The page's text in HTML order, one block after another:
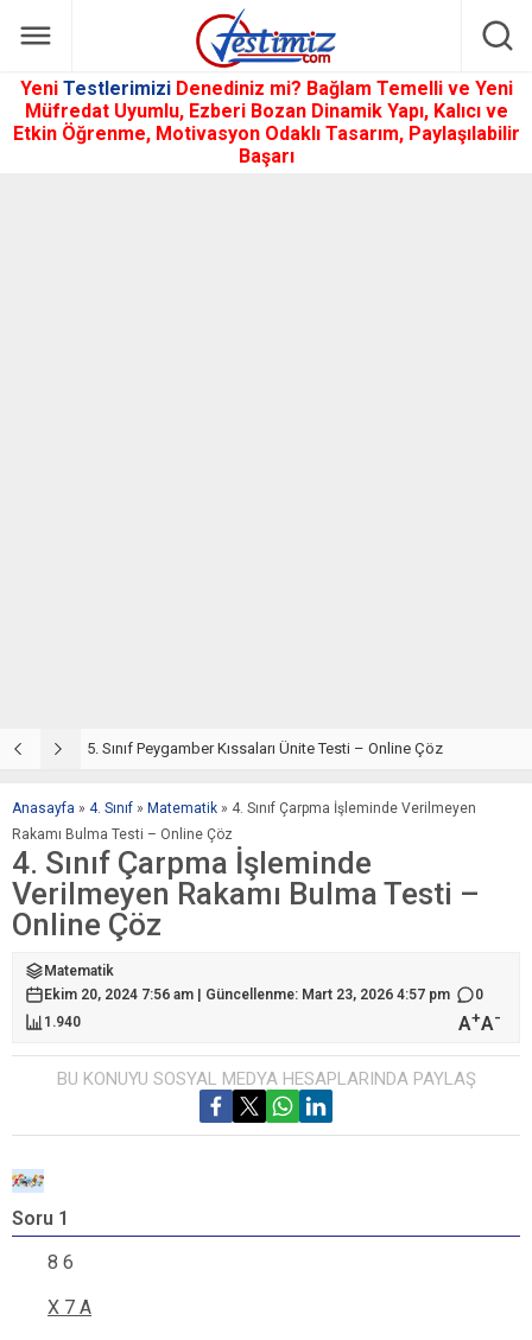
Yeni Testlerimizi Denediniz mi? Bağlam Temelli ve Yeni
Müfredat Uyumlu, Ezberi Bozan Dinamik Yapı, Kalıcı ve
Etkin Öğrenme, Motivasyon Odaklı Tasarım, Paylaşılabilir
Başarı
5. Sınıf Peygamber Kıssaları Ünite Testi – Online Çöz
Anasayfa » 4. Sınıf » Matematik » 4. Sınıf Çarpma İşleminde Verilmeyen
Rakamı Bulma Testi – Online Çöz
4. Sınıf Çarpma İşleminde
Verilmeyen Rakamı Bulma Testi –
Online Çöz
Matematik
Ekim 20, 2024 7:56 am | Güncellenme: Mart 23, 2026 4:57 pm
0
1.940
A+A-
BU KONUYU SOSYAL MEDYA HESAPLARINDA PAYLAŞ
Soru 1
8 6
X 7 A